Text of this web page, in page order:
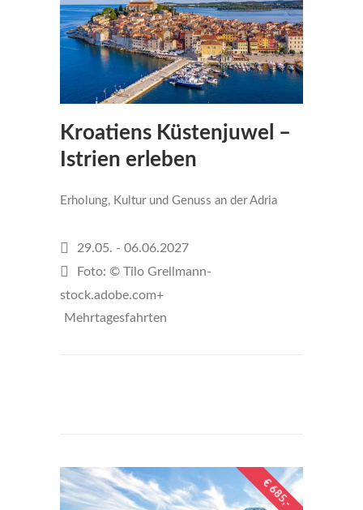
Kroatiens Küstenjuwel –
Istrien erleben
Erholung, Kultur und Genuss an der Adria
29.05. - 06.06.2027
Foto: © Tilo Grellmann-
stock.adobe.com+
Mehrtagesfahrten
€ 685,-